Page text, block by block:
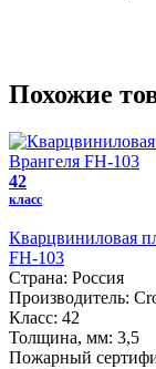
Похожие
42
класс
Кварцвиниловая
FH-103
Страна: Россия
Производитель:
Класс: 42
Толщина, мм: 3,5
Пожарный